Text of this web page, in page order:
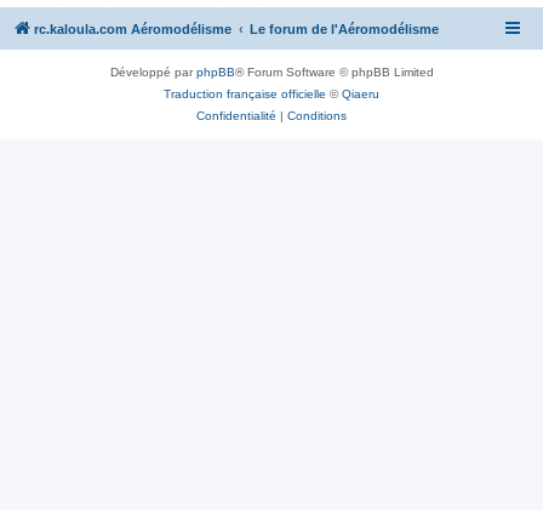
rc.kaloula.com Aéromodélisme Le forum de l'Aéromodélisme
Développé parphpBB® Forum Software © phpBB Limited
Traduction française officielle ©Qiaeru
Confidentialité | Conditions